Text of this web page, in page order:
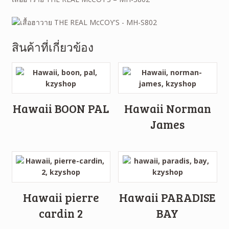
สินค้าที่เกี่ยวข้อง
Hawaii BOON PAL
Hawaii Norman
James
Hawaii pierre
cardin 2
Hawaii PARADISE
BAY